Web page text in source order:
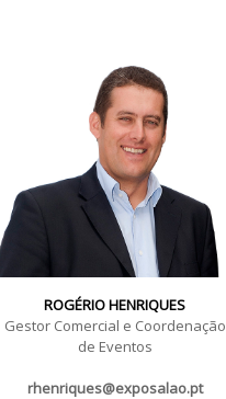
ROGÉRIO HENRIQUES
Gestor Comercial e Coordenação
de Eventos
rhenriques@exposalao.pt